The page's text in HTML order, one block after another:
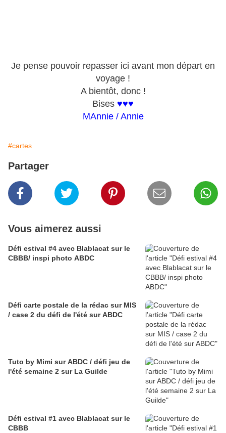
Je pense pouvoir repasser ici avant mon départ en
voyage !
A bientôt, donc !
Bises ♥♥♥
MAnnie / Annie
#cartes
Partager
Vous aimerez aussi
Défi estival #4 avec Blablacat sur le
CBBB/ inspi photo ABDC
Défi carte postale de la rédac sur MIS
/ case 2 du défi de l'été sur ABDC
Tuto by Mimi sur ABDC / défi jeu de
l'été semaine 2 sur La Guilde
Défi estival #1 avec Blablacat sur le
CBBB